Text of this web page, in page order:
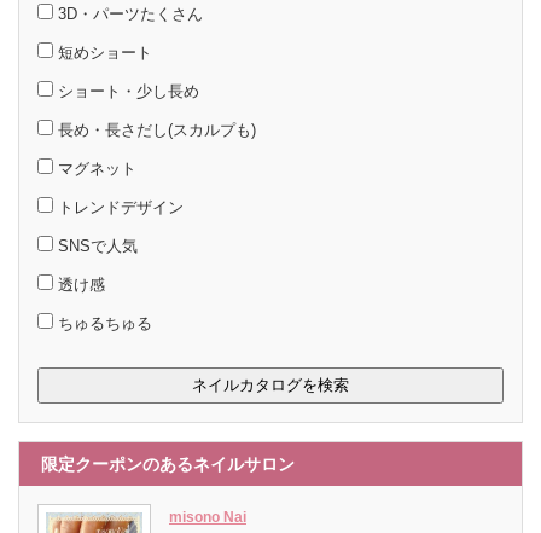
3D・パーツたくさん
短めショート
ショート・少し長め
長め・長さだし(スカルプも)
マグネット
トレンドデザイン
SNSで人気
透け感
ちゅるちゅる
限定クーポンのあるネイルサロン
misono Nai